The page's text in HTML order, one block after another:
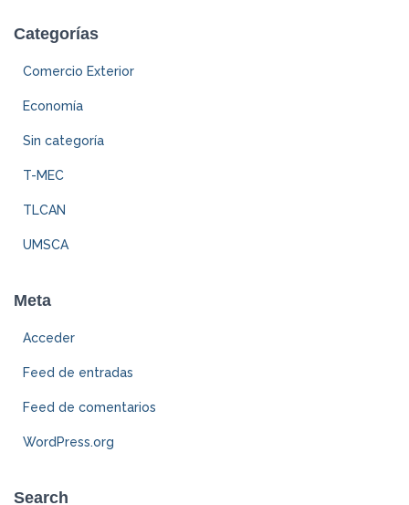
Categorías
Comercio Exterior
Economía
Sin categoría
T-MEC
TLCAN
UMSCA
Meta
Acceder
Feed de entradas
Feed de comentarios
WordPress.org
Search